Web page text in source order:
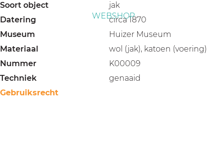
WEBSHOP
Soort object
jak
Datering
circa 1870
Museum
Huizer Museum
Materiaal
wol (jak), katoen (voering)
Nummer
K00009
Techniek
genaaid
Gebruiksrecht